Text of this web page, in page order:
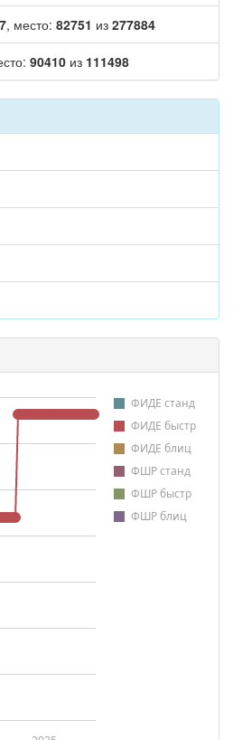
, место: 82751 из 277884
90410 из 111498
ФИДЕ станд
ФИДЕ быстр
ФИДЕ блиц
ФШР станд
ФШР быстр
ФШР блиц